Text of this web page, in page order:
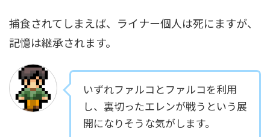
捕食されてしまえば、ライナー個人は死にますが、
記憶は継承されます。
いずれファルコとファルコを利用
し、裏切ったエレンが戦うという展
開になりそうな気がします。